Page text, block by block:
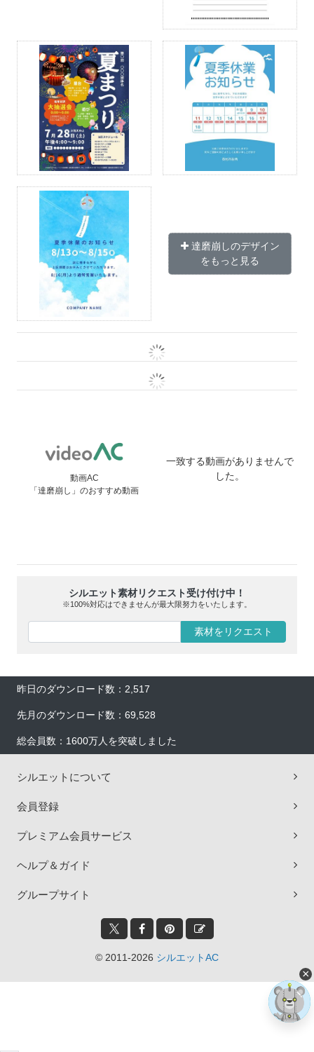
達磨崩しのデザイン
をもっと見る
動画AC
「達磨崩し」のおすすめ動画
一致する動画がありませんで
した。
シルエット素材リクエスト受け付け中！
※100%対応はできませんが最大限努力をいたします。
素材をリクエスト
昨日のダウンロード数：2,517
先月のダウンロード数：69,528
総会員数：1600万人を突破しました
シルエットについて
会員登録
プレミアム会員サービス
ヘルプ＆ガイド
グループサイト
© 2011-2026 シルエットAC
×